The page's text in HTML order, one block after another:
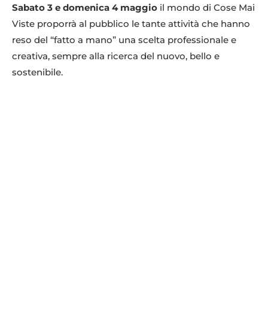
Sabato 3 e domenica 4 maggio il mondo di Cose Mai
Viste proporrà al pubblico le tante attività che hanno
reso del “fatto a mano” una scelta professionale e
creativa, sempre alla ricerca del nuovo, bello e
sostenibile.